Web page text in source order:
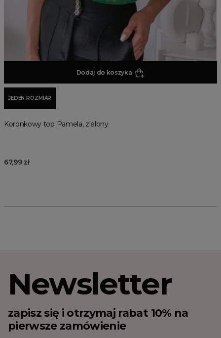
Dodaj do koszyka
JEDEN ROZMIAR
Koronkowy top Pamela, zielony
67,99 zł
Newsletter
zapisz się i otrzymaj rabat 10% na
pierwsze zamówienie